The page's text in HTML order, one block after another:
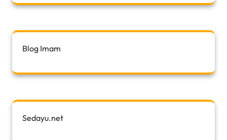
Blog Imam
Sedayu.net